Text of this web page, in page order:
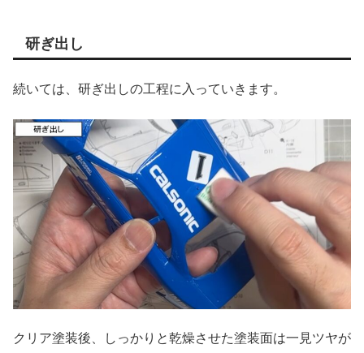
研ぎ出し
続いては、研ぎ出しの工程に入っていきます。
クリア塗装後、しっかりと乾燥させた塗装面は一見ツヤが